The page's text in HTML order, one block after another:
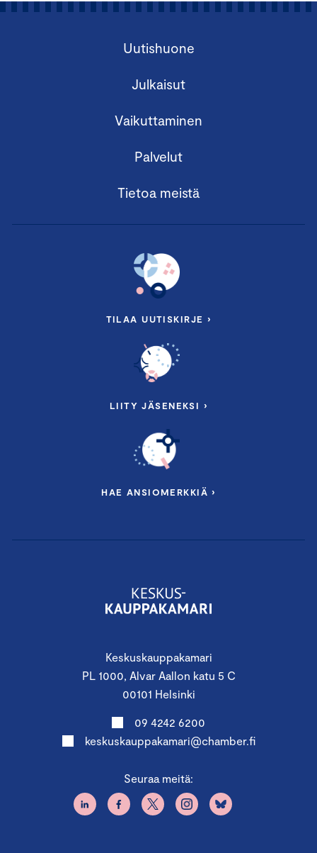
Keskuskauppakamari
PL 1000, Alvar Aallon katu 5 C
00101 Helsinki
09 4242 6200
keskuskauppakamari@chamber.fi
Seuraa meitä:
Uutishuone
Julkaisut
Vaikuttaminen
Palvelut
Tietoa meistä
TILAA UUTISKIRJE ›
LIITY JÄSENEKSI ›
HAE ANSIOMERKKIÄ ›